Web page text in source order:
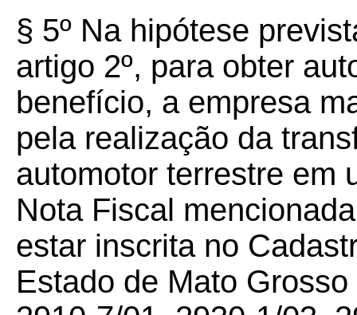
§ 5º Na hipótese
artigo 2º, para obter
benefício, a empresa
pela realização da
automotor terrestre em
Nota Fiscal
estar inscrita no
Estado de Mato